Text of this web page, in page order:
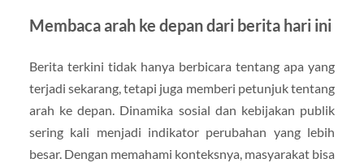
Membaca arah ke depan dari berita hari ini
Berita terkini tidak hanya berbicara tentang apa yang
terjadi sekarang, tetapi juga memberi petunjuk tentang
arah ke depan. Dinamika sosial dan kebijakan publik
sering kali menjadi indikator perubahan yang lebih
besar. Dengan memahami konteksnya, masyarakat bisa